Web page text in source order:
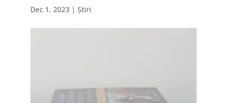
Dec 1, 2023| Știri